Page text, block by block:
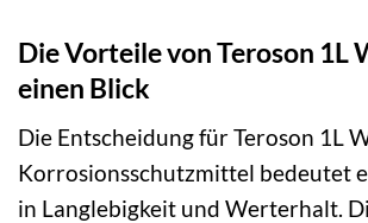
Die Vorteile von Teroson 1L
einen Blick
Die Entscheidung für Teroson 1L
Korrosionsschutzmittel bedeutet
in Langlebigkeit und Werterhalt.